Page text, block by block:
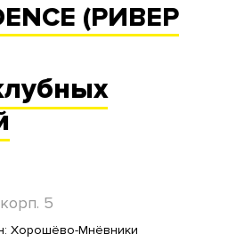
(РИВЕР
5
Хорошёво-Мнёвники